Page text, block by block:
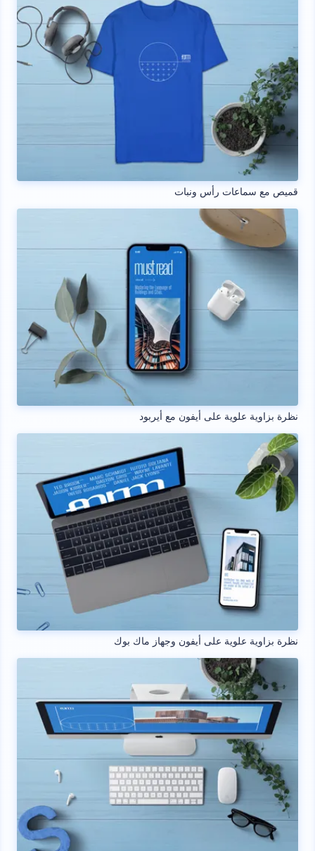
قميص مع سماعات رأس ونبات
نظرة بزاوية علوية على أيفون مع أيربود
نظرة بزاوية علوية على أيفون وجهاز ماك بوك